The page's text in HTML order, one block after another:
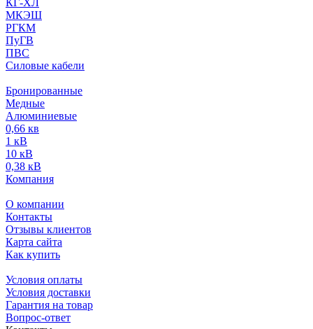
КГ-ХЛ
МКЭШ
РГКМ
ПуГВ
ПВС
Силовые кабели
Бронированные
Медные
Алюминиевые
0,66 кв
1 кВ
10 кВ
0,38 кВ
Компания
О компании
Контакты
Отзывы клиентов
Карта сайта
Как купить
Условия оплаты
Условия доставки
Гарантия на товар
Вопрос-ответ